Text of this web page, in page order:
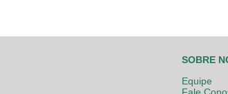
SOBRE
Equipe